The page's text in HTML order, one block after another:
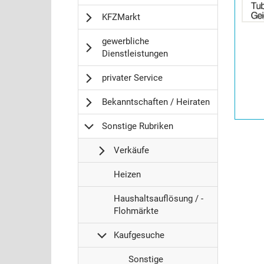
KFZMarkt
gewerbliche
Dienstleistungen
privater Service
Bekanntschaften / Heiraten
Sonstige Rubriken
Verkäufe
S
o
n
s
t
i
g
Heizen
S
o
n
s
t
Haushaltsauflösung / -
Flohmärkte
Kaufgesuche
S
Sonstige
Anzeige
2060338